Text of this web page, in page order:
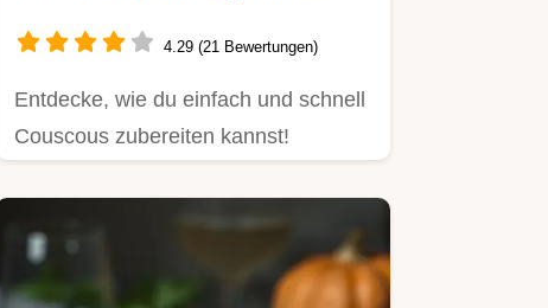
4.29 (21 Bewertungen)
Entdecke, wie du einfach und schnell
Couscous zubereiten kannst!